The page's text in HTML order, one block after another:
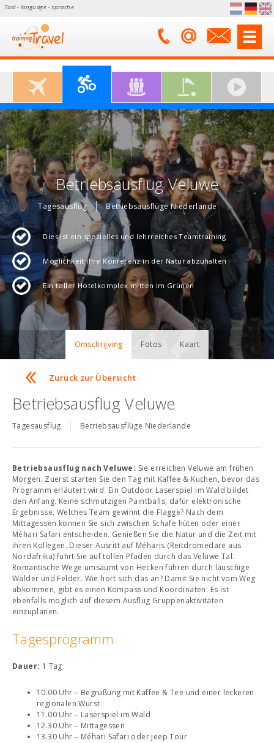
Taal - language - sprache
Betriebsausflug Veluwe
Tagesausflug Betriebsausflüge Niederlande
Dies ist ein spezielles und lehrreiches Teamtraining
Möglichkeit ihre Konferenz in der Natur abzuhalten
Ein toller Hotelkomplex mitten im Grünen
Omschrijving Fotos Kaart
Zurück zur Übersicht
Betriebsausflug Veluwe
Tagesausflug Betriebsausflüge Niederlande
Betriebsausflug nach Veluwe: Sie erreichen Veluwe am frühen
Morgen. Zuerst starten Sie den Tag mit Kaffee & Kuchen, bevor das
Programm erläutert wird. Ein Outdoor Laserspiel im Wald bildet
den Anfang. Keine schmutzigen Paintballs, dafür elektronische
Ergebnisse. Welches Team gewinnt die Flagge? Nach dem
Mittagessen können Sie sich zwischen Schafe hüten oder einer
Méhari Safari entscheiden. Genießen Sie die Natur und die Zeit mit
ihren Kollegen. Dieser Ausritt auf Méharis (Reitdromedare aus
Nordafrika) führt Sie auf tollen Pfaden durch das Veluwe Tal.
Romantische Wege umsäumt von Hecken führen durch lauschige
Wälder und Felder. Wie hört sich das an? Damit Sie nicht vom Weg
abkommen, gibt es einen Kompass und Koordinaten. Es ist
ebenfalls möglich auf diesem Ausflug Gruppenaktivitäten
einzuplanen.
Tagesprogramm
Dauer: 1 Tag
10.00 Uhr – Begrüßung mit Kaffee & Tee und einer leckeren
regionalen Wurst
11.00 Uhr – Laserspiel im Wald
12.30 Uhr – Mittagessen
13.30 Uhr – Méhari Safari oder Jeep Tour